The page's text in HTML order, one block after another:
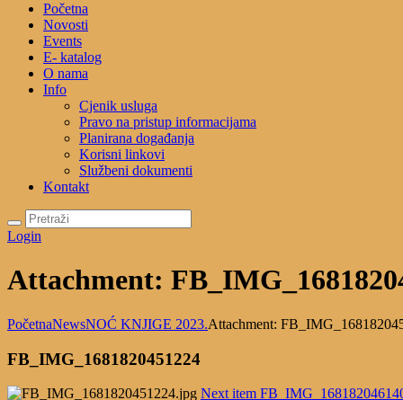
Početna
Novosti
Events
E- katalog
O nama
Info
Cjenik usluga
Pravo na pristup informacijama
Planirana događanja
Korisni linkovi
Službeni dokumenti
Kontakt
Login
Attachment:
PočetnaNewsNOĆ KNJIGE 2023.Attachment:
FB_IMG_1681820451224
Next item